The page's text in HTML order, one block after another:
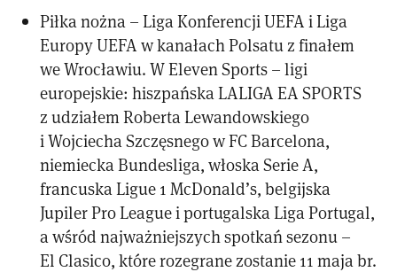
Piłka nożna – Liga Konferencji UEFA i Liga
Europy UEFA w kanałach Polsatu z finałem
we Wrocławiu. W Eleven Sports – ligi
europejskie: hiszpańska LALIGA EA SPORTS
z udziałem Roberta Lewandowskiego
i Wojciecha Szczęsnego w FC Barcelona,
niemiecka Bundesliga, włoska Serie A,
francuska Ligue 1 McDonald’s, belgijska
Jupiler Pro League i portugalska Liga Portugal,
a wśród najważniejszych spotkań sezonu –
El Clasico, które rozegrane zostanie 11 maja br.